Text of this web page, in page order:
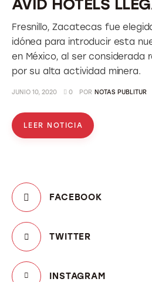
TRAINING
ABORDANDO A…
AVID HOTELS
Fresnillo, Zacatecas fue
idónea para introducir esta
en México, al ser considerada
por su alta actividad minera.
JUNIO 10, 2020 0 POR NOTAS PUBLITUR
LEER NOTICIA
FACEBOOK
TWITTER
INSTAGRAM